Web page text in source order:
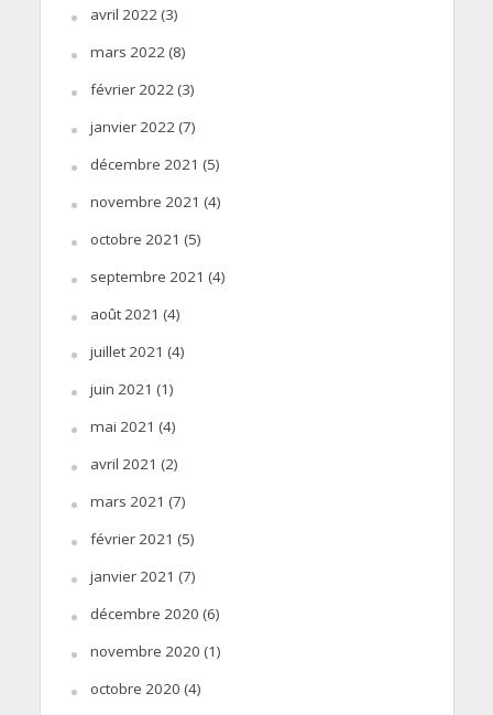
avril 2022(3)
mars 2022(8)
février 2022(3)
janvier 2022(7)
décembre 2021 (5)
novembre 2021 (4)
octobre 2021 (5)
septembre 2021 (4)
août 2021 (4)
juillet 2021 (4)
juin 2021 (1)
mai 2021 (4)
avril 2021 (2)
mars 2021 (7)
février 2021 (5)
janvier 2021 (7)
décembre 2020 (6)
novembre 2020 (1)
octobre 2020 (4)